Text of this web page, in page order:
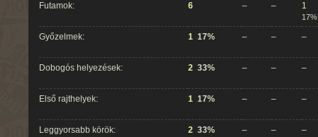
Futamok: 6 – – 1
17%
Győzelmek: 1 17% – – –
Dobogós helyezések: 2 33% – – –
Első rajthelyek: 1 17% – – –
Leggyorsabb körök: 2 33% – – –